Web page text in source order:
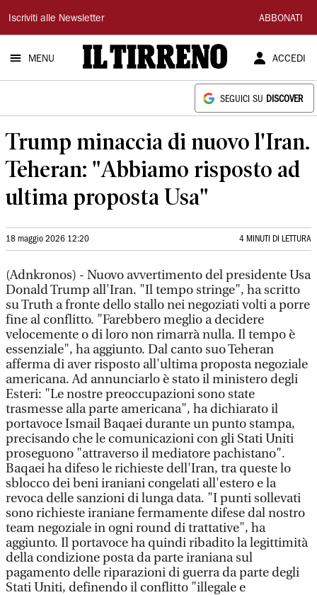
Il
Tirreno
Iscriviti alle Newsletter ABBONATI
MENU ACCEDI
SEGUICI SU DISCOVER
Trump minaccia di nuovo l'Iran.
Teheran: "Abbiamo risposto ad
ultima proposta Usa"
18 maggio 2026 12:20 4 MINUTI DI LETTURA
(Adnkronos) - Nuovo avvertimento del presidente Usa
Donald Trump all'Iran. "Il tempo stringe", ha scritto
su Truth a fronte dello stallo nei negoziati volti a porre
fine al conflitto. "Farebbero meglio a decidere
velocemente o di loro non rimarrà nulla. Il tempo è
essenziale", ha aggiunto. Dal canto suo Teheran
afferma di aver risposto all'ultima proposta negoziale
americana. Ad annunciarlo è stato il ministero degli
Esteri: "Le nostre preoccupazioni sono state
trasmesse alla parte americana", ha dichiarato il
portavoce Ismail Baqaei durante un punto stampa,
precisando che le comunicazioni con gli Stati Uniti
proseguono "attraverso il mediatore pachistano".
Baqaei ha difeso le richieste dell'Iran, tra queste lo
sblocco dei beni iraniani congelati all'estero e la
revoca delle sanzioni di lunga data. "I punti sollevati
sono richieste iraniane fermamente difese dal nostro
team negoziale in ogni round di trattative", ha
aggiunto. Il portavoce ha quindi ribadito la legittimità
della condizione posta da parte iraniana sul
pagamento delle riparazioni di guerra da parte degli
Stati Uniti, definendo il conflitto "illegale e